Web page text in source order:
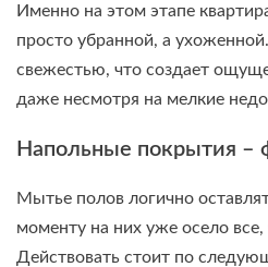
Именно на этом этапе
просто убранной, а
свежестью, что создает
даже несмотря на мелкие
Напольные покрытия –
Мытье полов логично
моменту на них уже осело все,
Действовать стоит по